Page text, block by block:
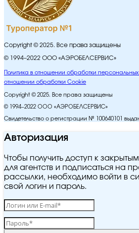
Copyright © 2025. Все права защищены
© 1994–2022 ООО «АЭРОБЕЛСЕРВИС»
Политика в отношении обработки
отношении обработки Cookie
Copyright © 2025. Все права защищены
© 1994–2022 ООО «АЭРОБЕЛСЕРВИС»
Свидетельство о регистрации № 100640101
Авторизация
Чтобы получить доступ к
для агентств и подписаться на
рассылки, необходимо войти в
свой логин и пароль.